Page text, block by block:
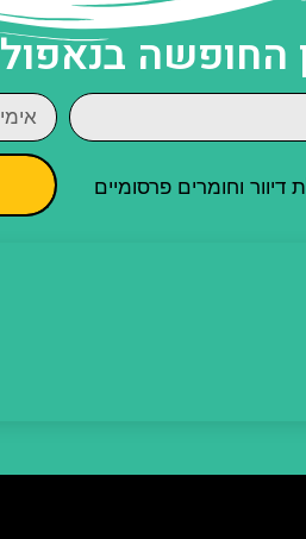
החופשה
וחומרים פרסומיים